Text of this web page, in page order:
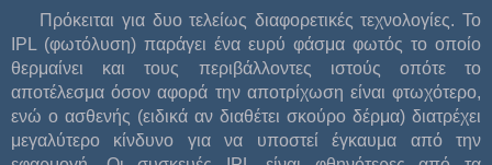
Πρόκειται για δυο τελείως διαφορετικές τεχνολογίες. Το
IPL (φωτόλυση) παράγει ένα ευρύ φάσμα φωτός το οποίο
θερμαίνει και τους περιβάλλοντες ιστούς οπότε το
αποτέλεσμα όσον αφορά την αποτρίχωση είναι φτωχότερο,
ενώ ο ασθενής (ειδικά αν διαθέτει σκούρο δέρμα) διατρέχει
μεγαλύτερο κίνδυνο για να υποστεί έγκαυμα από την